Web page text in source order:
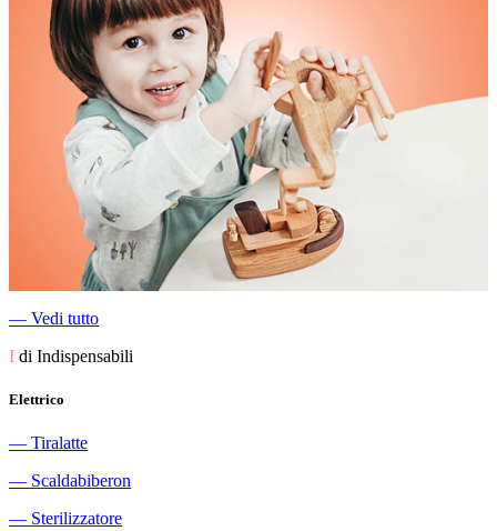
― Vedi tutto
I di Indispensabili
Elettrico
― Tiralatte
― Scaldabiberon
― Sterilizzatore